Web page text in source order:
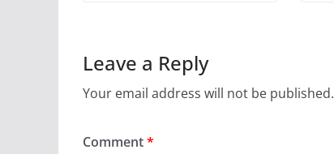
Leave a Reply
Your email address will not be published.
Comment*